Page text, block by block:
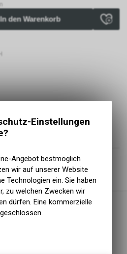
In den Warenkorb
Einstellungen
Angebot bestmöglich
wir auf unserer Website
Technologien ein. Sie haben
zu welchen Zwecken wir
dürfen. Eine kommerzielle